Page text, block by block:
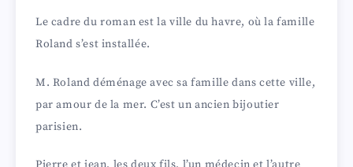
Le cadre du roman est la ville du havre, où la famille
Roland s’est installée.
M. Roland déménage avec sa famille dans cette ville,
par amour de la mer. C’est un ancien bijoutier
parisien.